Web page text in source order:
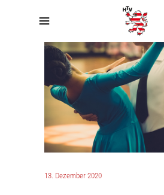
13. Dezember 2020